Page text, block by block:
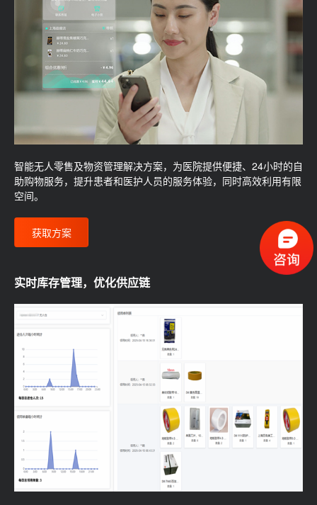
智能无人零售及物资管理解决方案，为医院提供便捷、24小时的自
助购物服务，提升患者和医护人员的服务体验，同时高效利用有限
空间。
获取方案
实时库存管理，优化供应链